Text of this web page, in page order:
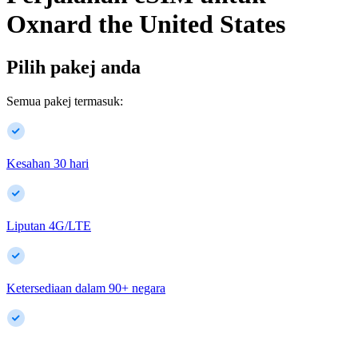
Oxnard the United States
Pilih pakej anda
Semua pakej termasuk:
Kesahan 30 hari
Liputan 4G/LTE
Ketersediaan dalam 90+ negara